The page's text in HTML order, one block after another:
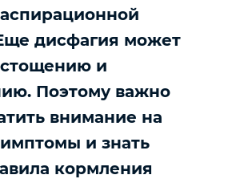
дисфагия может
и
Поэтому важно
внимание на
и знать
кормления